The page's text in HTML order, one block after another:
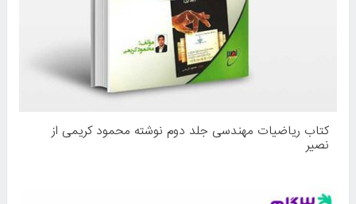
کتاب ریاضیات مهندسی جلد دوم نوشته محمود کریمی از
نصیر